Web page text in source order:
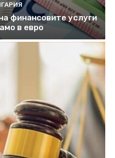
финансовите услуги
в евро